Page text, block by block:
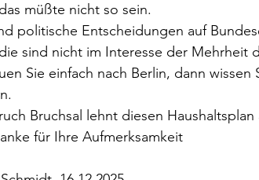
müßte nicht so sein.
politische Entscheidungen auf
sind nicht im Interesse der Mehrheit
Sie einfach nach Berlin, dann
Bruchsal lehnt diesen Haushaltsplan
für Ihre Aufmerksamkeit